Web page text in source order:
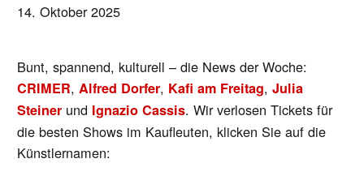
14. Oktober 2025
Bunt, spannend, kulturell – die News der Woche:
CRIMER,Alfred Dorfer, Kafi am Freitag,Julia
Steiner und Ignazio Cassis. Wir verlosen Tickets für
die besten Shows im Kaufleuten, klicken Sie auf die
Künstlernamen: